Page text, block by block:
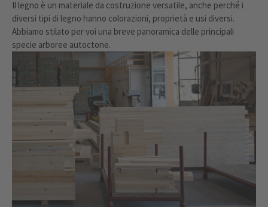
Il legno è un materiale da costruzione versatile, anche perché i
diversi tipi di legno hanno colorazioni, proprietà e usi diversi.
Abbiamo stilato per voi una breve panoramica delle principali
specie arboree autoctone.